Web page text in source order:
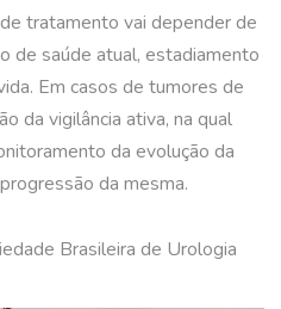
tratamento vai depender de
de saúde atual, estadiamento
Em casos de tumores de
da vigilância ativa, na qual
da evolução da
da mesma.
Brasileira de Urologia